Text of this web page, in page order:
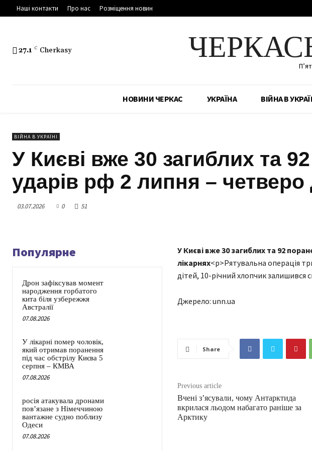
Наші контакти Про нас Розміщення новин
27.1 C Cherkasy
НОВИНИ ЧЕРКАС УКРАЇНА ВІЙНА В
ВІЙНА В УКРАЇНІ
У Києві вже 30 загиблих та
ударів рф 2 липня – четверо
03.07.2026 0 51
Популярне
Дрон зафіксував момент
народження горбатого
кита біля узбережжя
Австралії
07.08.2026
У лікарні помер чоловік,
який отримав поранення
під час обстрілу Києва 5
серпня – КМВА
07.08.2026
росія атакувала дронами
пов’язане з Німеччиною
вантажне судно поблизу
Одеси
07.08.2026
У Києві вже 30 загиблих та 92
лікарнях<p>Рятувальна операція
дітей, 10-річний хлопчик залишився
Джерело: unn.ua
Share
Previous article
Вчені з’ясували, чому Антарктида
вкрилася льодом набагато раніше за
Арктику